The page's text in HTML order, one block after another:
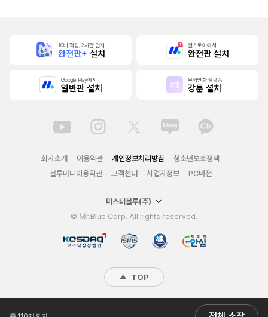
10배 적립, 2시간 먼저
완전판+ 설치
원스토어에서
완전판 설치
Google Play에서
일반판 설치
무협만화 플랫폼
강툰 설치
회사소개 이용약관 개인정보처리방침
청소년보호정책
블루머니이용약관
고객센터 사업자정보 PC버전
미스터블루(주)
© Mr.Blue Corp. All rights reserved.
TOP